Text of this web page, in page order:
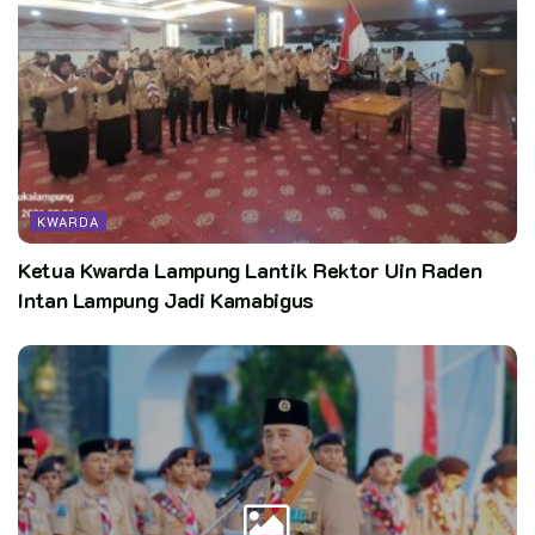
Kata Kunci: pramukajateng Setiappramukaadalahpewarta
KWARDA
Ketua Kwarda Lampung Lantik Rektor Uin Raden
Intan Lampung Jadi Kamabigus